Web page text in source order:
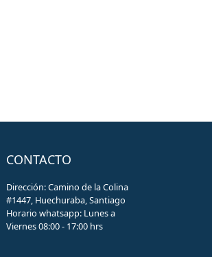
CONTACTO
Dirección: Camino de la Colina
#1447, Huechuraba, Santiago
Horario whatsapp: Lunes a
Viernes 08:00 - 17:00 hrs